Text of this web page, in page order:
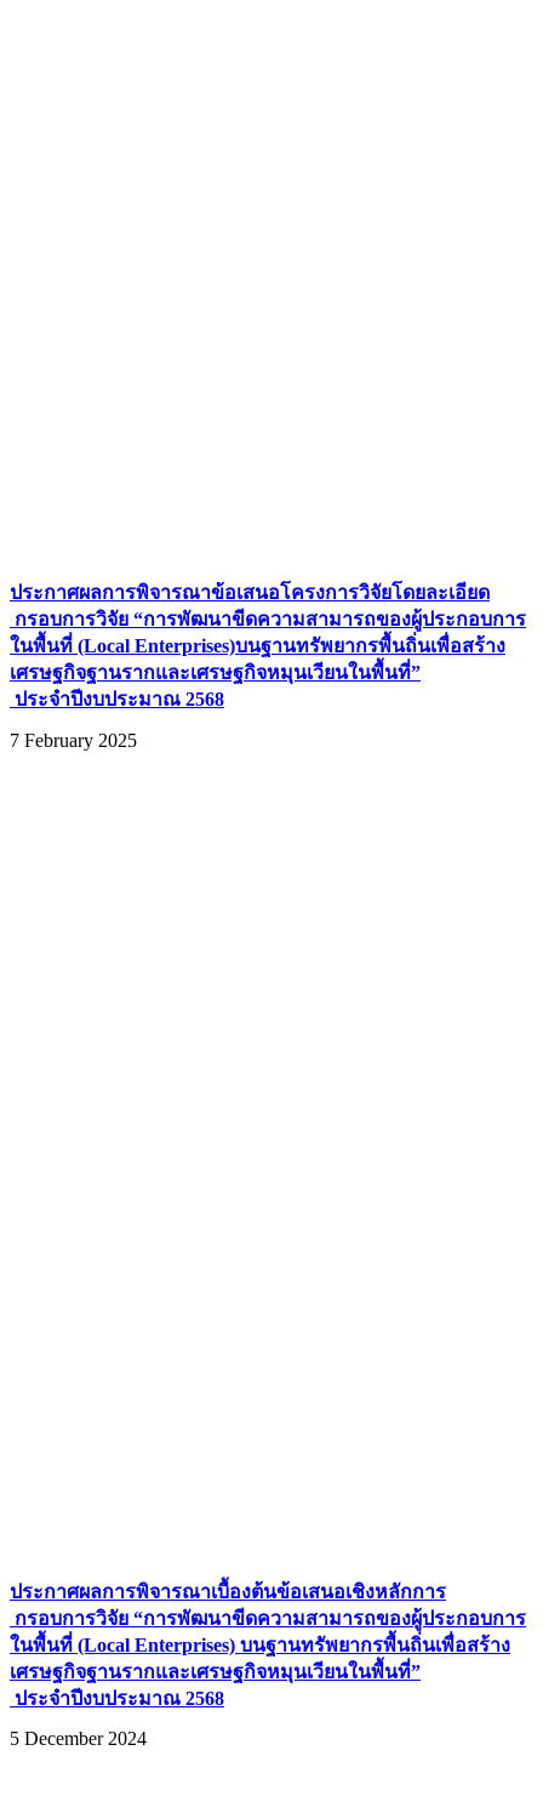
ประกาศผลการพิจารณาข้อเสนอโครงการวิจัยโดยละเอียด
กรอบการวิจัย “การพัฒนาขีดความสามารถของผู้ประกอบการ
ในพื้นที่ (Local Enterprises)บนฐานทรัพยากรพื้นถิ่นเพื่อสร้าง
เศรษฐกิจฐานรากและเศรษฐกิจหมุนเวียนในพื้นที่”
ประจำปีงบประมาณ 2568
7 February 2025
ประกาศผลการพิจารณาเบื้องต้นข้อเสนอเชิงหลักการ
กรอบการวิจัย “การพัฒนาขีดความสามารถของผู้ประกอบการ
ในพื้นที่ (Local Enterprises) บนฐานทรัพยากรพื้นถิ่นเพื่อสร้าง
เศรษฐกิจฐานรากและเศรษฐกิจหมุนเวียนในพื้นที่”
ประจำปีงบประมาณ 2568
5 December 2024